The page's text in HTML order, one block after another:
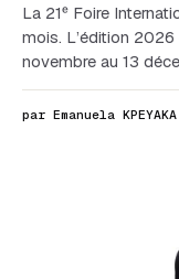
La 21ᵉ Foire
mois. L’édition
novembre au 13
par Emanuela